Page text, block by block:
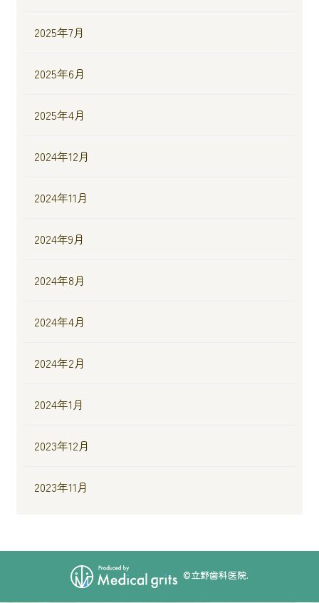
2025年7月
2025年6月
2025年4月
2024年12月
2024年11月
2024年9月
2024年8月
2024年4月
2024年2月
2024年1月
2023年12月
2023年11月
©立野歯科医院.